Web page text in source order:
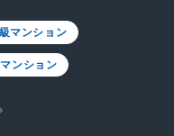
マンション
ンション